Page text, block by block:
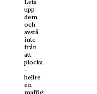
Leta
upp
dem
och
avstå
inte
från
att
plocka
–
hellre
en
maffig